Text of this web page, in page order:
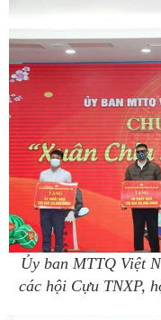
Ủy ban MTTQ Việt
các hội Cựu TNXP,